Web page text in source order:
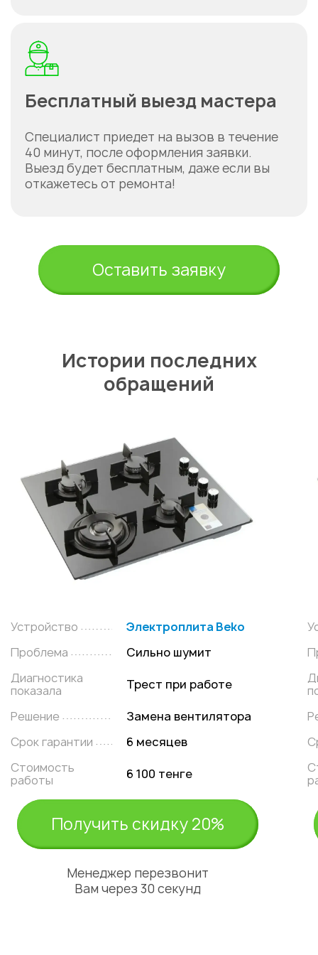
Бесплатный выезд мастера
Специалист приедет на вызов в течение
40 минут, после оформления заявки.
Выезд будет бесплатным, даже если вы
откажетесь от ремонта!
Оставить заявку
Истории последних
обращений
Устройство
Электроплита Beko
Проблема
Сильно шумит
Диагностика
показала
Трест при работе
Решение
Замена вентилятора
Срок гарантии
6 месяцев
Стоимость
работы
6 100 тенге
Получить скидку 20%
Менеджер перезвонит
Вам через 30 секунд